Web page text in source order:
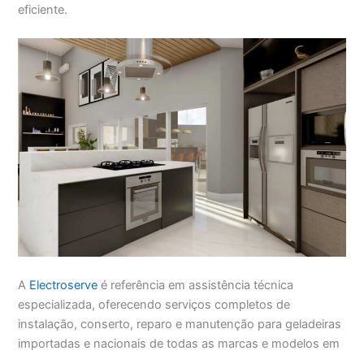
eficiente.
A Electroserve é referência em assistência técnica
especializada, oferecendo serviços completos de
instalação, conserto, reparo e manutenção para geladeiras
importadas e nacionais de todas as marcas e modelos em